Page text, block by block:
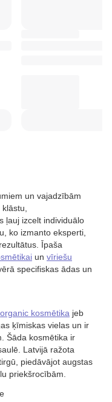
un vajadzībām
ļauj izcelt individuālo
ko izmanto eksperti,
Īpaša
un vīriešu
specifiskas ādas un
organic kosmētika jeb
ķīmiskas vielas un ir
Šāda kosmētika ir
Latvijā ražota
piedāvājot augstas
priekšrocībām.